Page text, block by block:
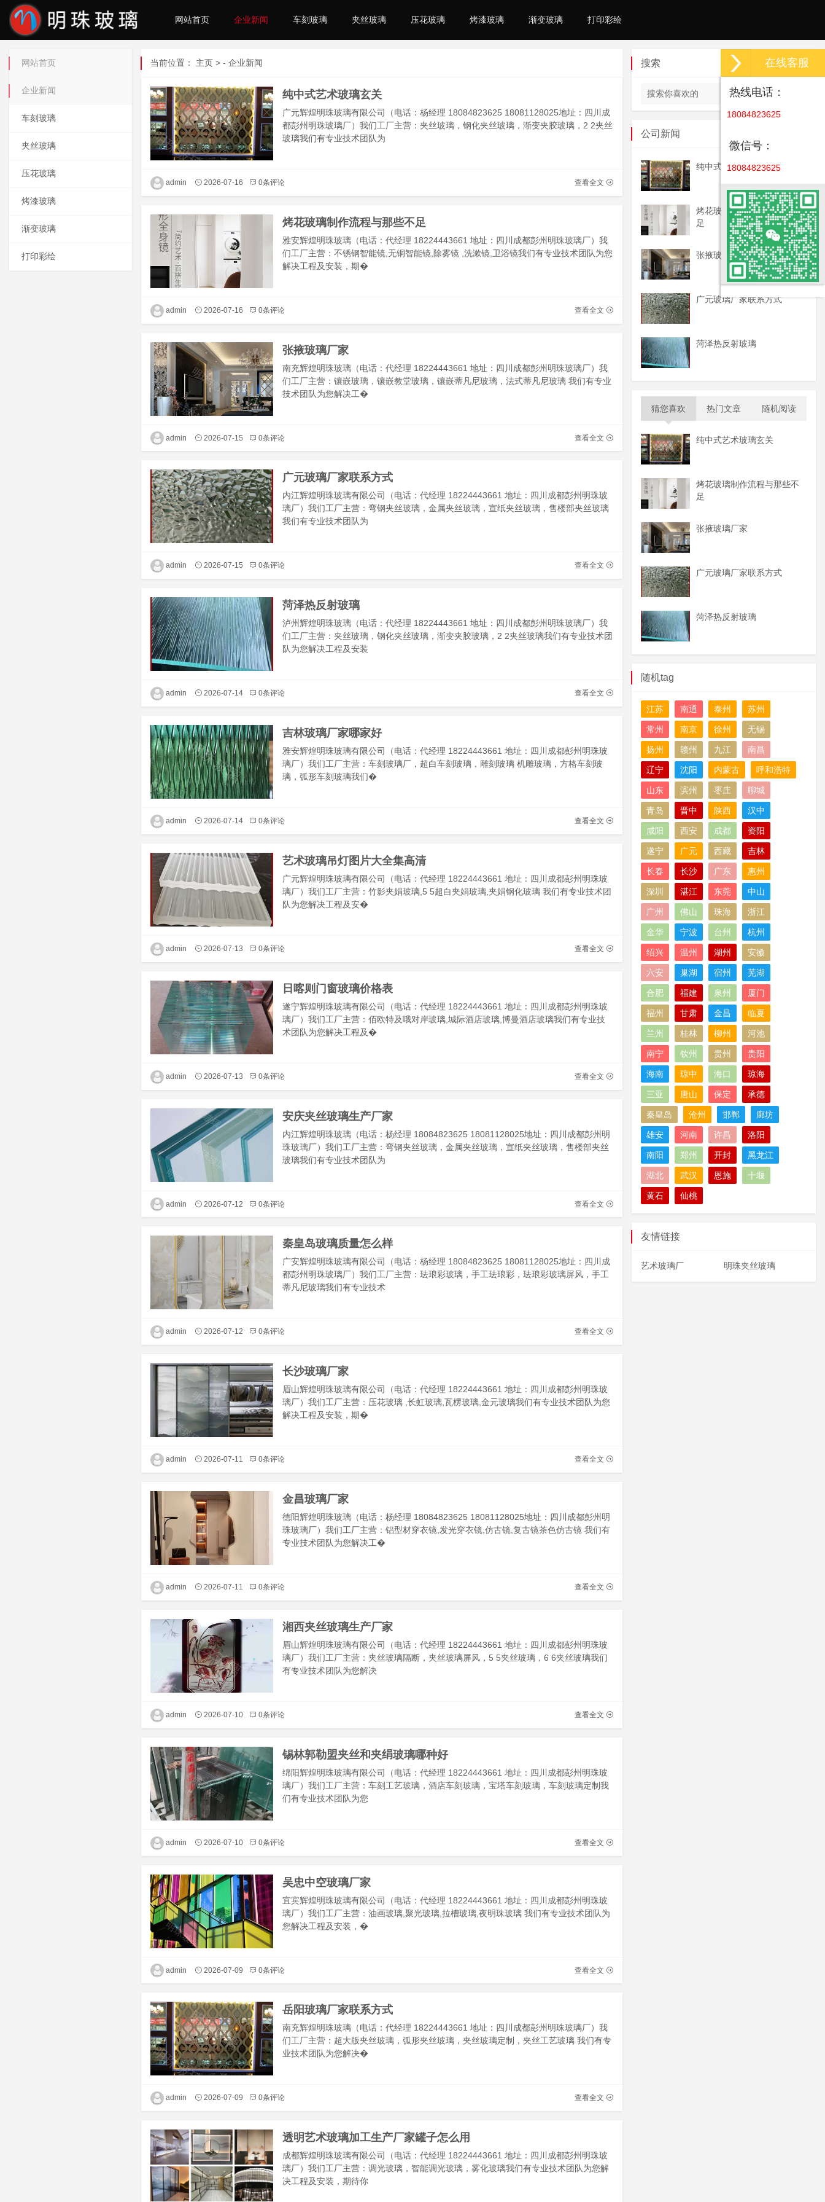
网站首页 企业新闻 车刻玻璃 夹丝玻璃 压花玻璃 烤漆玻璃 渐变玻璃 打印彩绘
当前位置： 主页 > - 企业新闻
纯中式艺术玻璃玄关
广元辉煌明珠玻璃有限公司（电话：杨经理 18084823625 18081128025地址：四川成
都彭州明珠玻璃厂）我们工厂主营：夹丝玻璃，钢化夹丝玻璃，渐变夹胶玻璃，2 2夹丝
玻璃我们有专业技术团队为
查看全文
admin 2026-07-16 0条评论
烤花玻璃制作流程与那些不足
雅安辉煌明珠玻璃（电话：代经理 18224443661 地址：四川成都彭州明珠玻璃厂）我
们工厂主营：不锈钢智能镜,无铜智能镜,除雾镜 ,洗漱镜,卫浴镜我们有专业技术团队为您
解决工程及安装，期�
查看全文
admin 2026-07-16 0条评论
张掖玻璃厂家
南充辉煌明珠玻璃（电话：代经理 18224443661 地址：四川成都彭州明珠玻璃厂）我
们工厂主营：镶嵌玻璃，镶嵌教堂玻璃，镶嵌蒂凡尼玻璃，法式蒂凡尼玻璃 我们有专业
技术团队为您解决工�
查看全文
admin 2026-07-15 0条评论
广元玻璃厂家联系方式
内江辉煌明珠玻璃有限公司（电话：代经理 18224443661 地址：四川成都彭州明珠玻
璃厂）我们工厂主营：弯钢夹丝玻璃，金属夹丝玻璃，宣纸夹丝玻璃，售楼部夹丝玻璃
我们有专业技术团队为
查看全文
admin 2026-07-15 0条评论
菏泽热反射玻璃
泸州辉煌明珠玻璃（电话：代经理 18224443661 地址：四川成都彭州明珠玻璃厂）我
们工厂主营：夹丝玻璃，钢化夹丝玻璃，渐变夹胶玻璃，2 2夹丝玻璃我们有专业技术团
队为您解决工程及安装
查看全文
admin 2026-07-14 0条评论
吉林玻璃厂家哪家好
雅安辉煌明珠玻璃有限公司（电话：代经理 18224443661 地址：四川成都彭州明珠玻
璃厂）我们工厂主营：车刻玻璃厂，超白车刻玻璃，雕刻玻璃 机雕玻璃，方格车刻玻
璃，弧形车刻玻璃我们�
查看全文
admin 2026-07-14 0条评论
艺术玻璃吊灯图片大全集高清
广元辉煌明珠玻璃有限公司（电话：代经理 18224443661 地址：四川成都彭州明珠玻
璃厂）我们工厂主营：竹影夹娟玻璃,5 5超白夹娟玻璃,夹娟钢化玻璃 我们有专业技术团
队为您解决工程及安�
查看全文
admin 2026-07-13 0条评论
日喀则门窗玻璃价格表
遂宁辉煌明珠玻璃有限公司（电话：代经理 18224443661 地址：四川成都彭州明珠玻
璃厂）我们工厂主营：佰欧特及哦对岸玻璃,城际酒店玻璃,博曼酒店玻璃我们有专业技
术团队为您解决工程及�
查看全文
admin 2026-07-13 0条评论
安庆夹丝玻璃生产厂家
内江辉煌明珠玻璃（电话：杨经理 18084823625 18081128025地址：四川成都彭州明
珠玻璃厂）我们工厂主营：弯钢夹丝玻璃，金属夹丝玻璃，宣纸夹丝玻璃，售楼部夹丝
玻璃我们有专业技术团队为
查看全文
admin 2026-07-12 0条评论
秦皇岛玻璃质量怎么样
广安辉煌明珠玻璃有限公司（电话：杨经理 18084823625 18081128025地址：四川成
都彭州明珠玻璃厂）我们工厂主营：珐琅彩玻璃，手工珐琅彩，珐琅彩玻璃屏风，手工
蒂凡尼玻璃我们有专业技术
查看全文
admin 2026-07-12 0条评论
长沙玻璃厂家
眉山辉煌明珠玻璃有限公司（电话：代经理 18224443661 地址：四川成都彭州明珠玻
璃厂）我们工厂主营：压花玻璃 ,长虹玻璃,瓦楞玻璃,金元玻璃我们有专业技术团队为您
解决工程及安装，期�
查看全文
admin 2026-07-11 0条评论
金昌玻璃厂家
德阳辉煌明珠玻璃（电话：杨经理 18084823625 18081128025地址：四川成都彭州明
珠玻璃厂）我们工厂主营：铝型材穿衣镜,发光穿衣镜,仿古镜,复古镜茶色仿古镜 我们有
专业技术团队为您解决工�
查看全文
admin 2026-07-11 0条评论
湘西夹丝玻璃生产厂家
眉山辉煌明珠玻璃有限公司（电话：代经理 18224443661 地址：四川成都彭州明珠玻
璃厂）我们工厂主营：夹丝玻璃隔断，夹丝玻璃屏风，5 5夹丝玻璃，6 6夹丝玻璃我们
有专业技术团队为您解决
查看全文
admin 2026-07-10 0条评论
锡林郭勒盟夹丝和夹绢玻璃哪种好
绵阳辉煌明珠玻璃有限公司（电话：代经理 18224443661 地址：四川成都彭州明珠玻
璃厂）我们工厂主营：车刻工艺玻璃，酒店车刻玻璃，宝塔车刻玻璃，车刻玻璃定制我
们有专业技术团队为您
查看全文
admin 2026-07-10 0条评论
吴忠中空玻璃厂家
宜宾辉煌明珠玻璃有限公司（电话：代经理 18224443661 地址：四川成都彭州明珠玻
璃厂）我们工厂主营：油画玻璃,聚光玻璃,拉槽玻璃,夜明珠玻璃 我们有专业技术团队为
您解决工程及安装，�
查看全文
admin 2026-07-09 0条评论
岳阳玻璃厂家联系方式
南充辉煌明珠玻璃（电话：代经理 18224443661 地址：四川成都彭州明珠玻璃厂）我
们工厂主营：超大版夹丝玻璃，弧形夹丝玻璃，夹丝玻璃定制，夹丝工艺玻璃 我们有专
业技术团队为您解决�
查看全文
admin 2026-07-09 0条评论
透明艺术玻璃加工生产厂家罐子怎么用
成都辉煌明珠玻璃有限公司（电话：代经理 18224443661 地址：四川成都彭州明珠玻
璃厂）我们工厂主营：调光玻璃，智能调光玻璃，雾化玻璃我们有专业技术团队为您解
决工程及安装，期待你
网站首页
企业新闻
车刻玻璃
夹丝玻璃
压花玻璃
烤漆玻璃
渐变玻璃
打印彩绘
搜索
公司新闻
纯中式艺术玻璃玄关
烤花玻璃制作流程与那些不
足
张掖玻璃厂家
广元玻璃厂家联系方式
菏泽热反射玻璃
猜您喜欢 热门文章 随机阅读
纯中式艺术玻璃玄关
烤花玻璃制作流程与那些不
足
张掖玻璃厂家
广元玻璃厂家联系方式
菏泽热反射玻璃
随机tag
江苏 南通 泰州 苏州
常州 南京 徐州 无锡
扬州 赣州 九江 南昌
辽宁 沈阳 内蒙古 呼和浩特
山东 滨州 枣庄 聊城
青岛 晋中 陕西 汉中
咸阳 西安 成都 资阳
遂宁 广元 西藏 吉林
长春 长沙 广东 惠州
深圳 湛江 东莞 中山
广州 佛山 珠海 浙江
金华 宁波 台州 杭州
绍兴 温州 湖州 安徽
六安 巢湖 宿州 芜湖
合肥 福建 泉州 厦门
福州 甘肃 金昌 临夏
兰州 桂林 柳州 河池
南宁 钦州 贵州 贵阳
海南 琼中 海口 琼海
三亚 唐山 保定 承德
秦皇岛 沧州 邯郸 廊坊
雄安 河南 许昌 洛阳
南阳 郑州 开封 黑龙江
湖北 武汉 恩施 十堰
黄石 仙桃
友情链接
艺术玻璃厂 明珠夹丝玻璃
在线客服
热线电话：
18084823625
微信号：
18084823625